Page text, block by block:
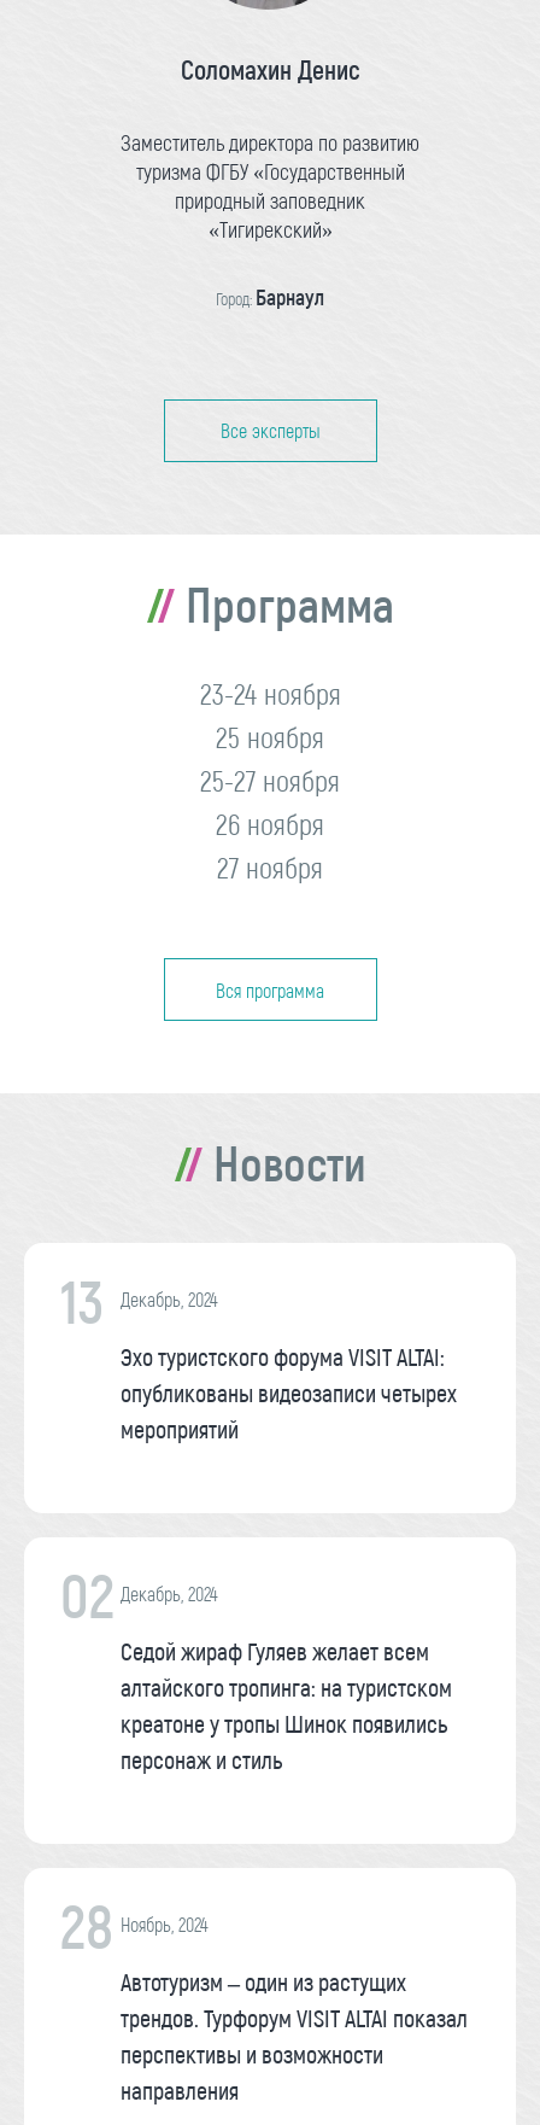
Соломахин Денис
Заместитель директора по развитию
туризма ФГБУ «Государственный
природный заповедник
«Тигирекский»
Город: Барнаул
Все эксперты
Программа
23-24 ноября
25 ноября
25-27 ноября
26 ноября
27 ноября
Вся программа
Новости
13 Декабрь, 2024
Эхо туристского форума VISIT ALTAI:
опубликованы видеозаписи четырех
мероприятий
02 Декабрь, 2024
Седой жираф Гуляев желает всем
алтайского тропинга: на туристском
креатоне у тропы Шинок появились
персонаж и стиль
28 Ноябрь, 2024
Автотуризм – один из растущих
трендов. Турфорум VISIT ALTAI показал
перспективы и возможности
направления